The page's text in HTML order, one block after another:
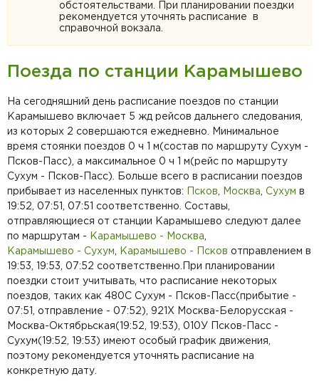
обстоятельствами. При планировании поездки
рекомендуется уточнять расписание в
справочной вокзала.
Поезда по станции Карамышево
На сегодняшний день расписание поездов по станции
Карамышево включает 5 жд рейсов дальнего следования,
из которых 2 совершаются ежедневно. Минимальное
время стоянки поездов 0 ч 1 м(состав по маршруту Сухум -
Псков-Пасс), а максимальное 0 ч 1 м(рейс по маршруту
Сухум - Псков-Пасс). Больше всего в расписании поездов
прибывает из населенных пунктов:
Псков Москва Сухум в
19:52, 07:51, 07:51 соответственно. Составы,
отправляющиеся от станции Карамышево следуют далее
по маршрутам -
Карамышево - Москва
Карамышево - Сухум
Карамышево - Псков отправлением в
19:53, 19:53, 07:52 соответственно.При планировании
поездки стоит учитывать, что расписание некоторых
поездов, таких как 480С Сухум - Псков-Пасс(прибытие -
07:51, отправление - 07:52), 921Х Москва-Белорусская -
Москва-Октябрьская(19:52, 19:53), 010У Псков-Пасс -
Сухум(19:52, 19:53) имеют особый график движения,
поэтому рекомендуется уточнять расписание на
конкретную дату.